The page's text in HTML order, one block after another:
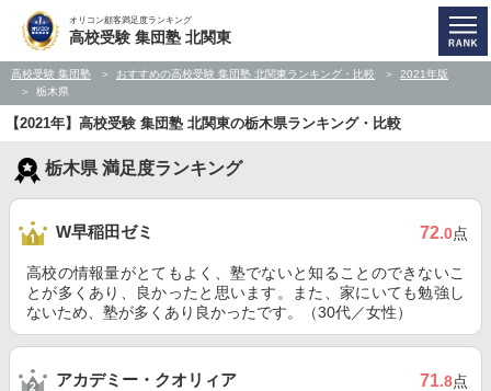
オリコン顧客満足度ランキング
高校受験 集団塾 北関東
高校受験 集団塾 おすすめの高校受験 集団塾 北関東ランキング・比較
2021年版
栃木県
【2021年】高校受験 集団塾 北関東の栃木県ランキング・比較
栃木県 満足度ランキング
W早稲田ゼミ 72.0点
高校の情報量がとてもよく、塾でないと知ることのできないこ
とが多くあり、良かったと思います。また、家にいても勉強し
ないため、塾が多くあり良かったです。（30代／女性）
アカデミー・クオリィア 71.8点